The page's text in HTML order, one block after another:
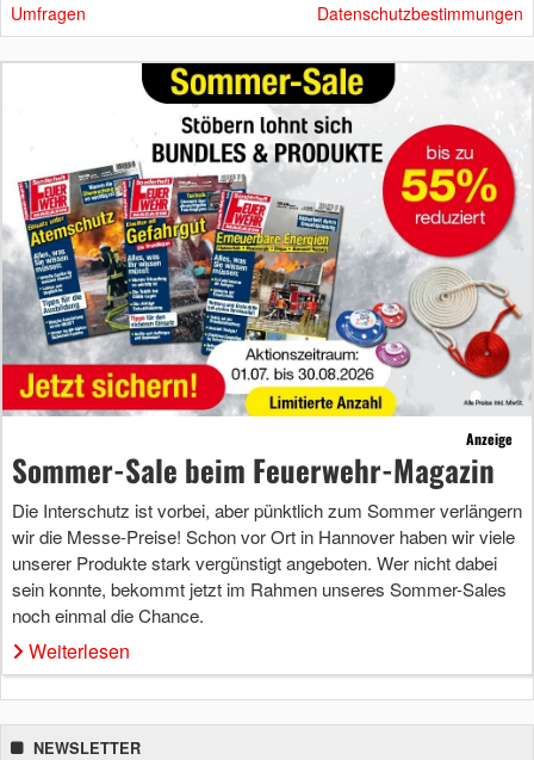
Umfragen Datenschutzbestimmungen
Anzeige
Sommer-Sale beim Feuerwehr-Magazin
Die Interschutz ist vorbei, aber pünktlich zum Sommer verlängern
wir die Messe-Preise! Schon vor Ort in Hannover haben wir viele
unserer Produkte stark vergünstigt angeboten. Wer nicht dabei
sein konnte, bekommt jetzt im Rahmen unseres Sommer-Sales
noch einmal die Chance.
Weiterlesen
NEWSLETTER